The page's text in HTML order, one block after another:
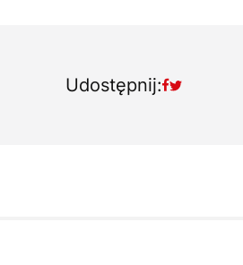
Udostępnij: